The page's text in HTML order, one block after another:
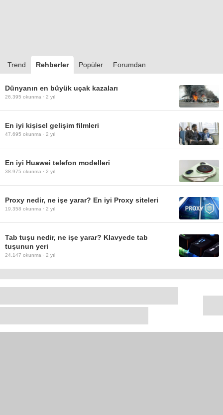
Trend Rehberler Popüler Forumdan
Dünyanın en büyük uçak kazaları
26.395 okunma · 2 yıl
En iyi kişisel gelişim filmleri
47.695 okunma · 2 yıl
En iyi Huawei telefon modelleri
38.975 okunma · 2 yıl
Proxy nedir, ne işe yarar? En iyi Proxy siteleri
19.358 okunma · 2 yıl
Tab tuşu nedir, ne işe yarar? Klavyede tab
tuşunun yeri
24.147 okunma · 2 yıl